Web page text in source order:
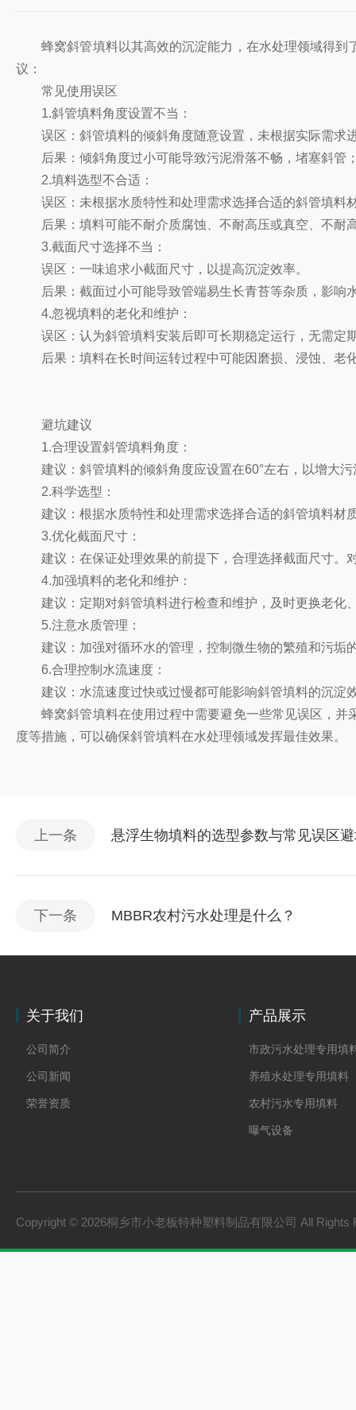
蜂窝斜管填料以其高效的沉淀能力，在水处理领域得到
议：
常见使用误区
1.斜管填料角度设置不当：
误区：斜管填料的倾斜角度随意设置，未根据实际需求
后果：倾斜角度过小可能导致污泥滑落不畅，堵塞斜管
2.填料选型不合适：
误区：未根据水质特性和处理需求选择合适的斜管填料
后果：填料可能不耐介质腐蚀、不耐高压或真空、不耐
3.截面尺寸选择不当：
误区：一味追求小截面尺寸，以提高沉淀效率。
后果：截面过小可能导致管端易生长青苔等杂质，影响
4.忽视填料的老化和维护：
误区：认为斜管填料安装后即可长期稳定运行，无需定
后果：填料在长时间运转过程中可能因磨损、浸蚀、老
避坑建议
1.合理设置斜管填料角度：
建议：斜管填料的倾斜角度应设置在60°左右，以增大污
2.科学选型：
建议：根据水质特性和处理需求选择合适的斜管填料材
3.优化截面尺寸：
建议：在保证处理效果的前提下，合理选择截面尺寸。
4.加强填料的老化和维护：
建议：定期对斜管填料进行检查和维护，及时更换老化
5.注意水质管理：
建议：加强对循环水的管理，控制微生物的繁殖和污垢
6.合理控制水流速度：
建议：水流速度过快或过慢都可能影响斜管填料的沉淀
蜂窝斜管填料在使用过程中需要避免一些常见误区，并
度等措施，可以确保斜管填料在水处理领域发挥最佳效果。
上一条 悬浮生物填料的选型参数与常见误区
下一条 MBBR农村污水处理是什么？
关于我们
公司简介
公司新闻
荣誉资质
产品展示
市政污水处理专用填
养殖水处理专用填料
农村污水专用填料
曝气设备
Copyright © 2026桐乡市小老板特种塑料制品有限公司 All